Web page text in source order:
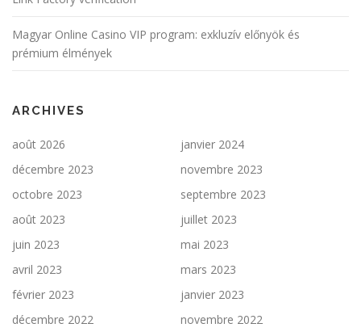
e
s
Magyar Online Casino VIP program: exkluzív előnyök és
prémium élmények
ARCHIVES
août 2026
janvier 2024
décembre 2023
novembre 2023
octobre 2023
septembre 2023
août 2023
juillet 2023
juin 2023
mai 2023
avril 2023
mars 2023
février 2023
janvier 2023
décembre 2022
novembre 2022